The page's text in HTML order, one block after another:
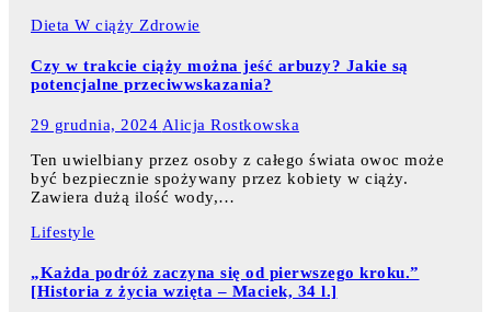
Dieta W ciąży Zdrowie
Czy w trakcie ciąży można jeść arbuzy? Jakie są
potencjalne przeciwwskazania?
29 grudnia, 2024 Alicja Rostkowska
Ten uwielbiany przez osoby z całego świata owoc może
być bezpiecznie spożywany przez kobiety w ciąży.
Zawiera dużą ilość wody,…
Lifestyle
„Każda podróż zaczyna się od pierwszego kroku.”
[Historia z życia wzięta – Maciek, 34 l.]